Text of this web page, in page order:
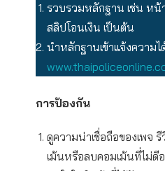
รวบรวมหลักฐาน เช่น ห
สลิปโอนเงิน เป็นต้น
นำหลักฐานเข้าแจ้งความ
การป้องกัน
ดูความน่าเชื่อถือของเพจ
เม้นหรือลบคอมเม้นที่ไม่ดี